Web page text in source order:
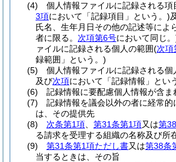
(4)
個人情報ファイルに記録される項
3項において「記録項目」という。)
氏名、生年月日その他の記述等によ
者に限る。 次項第6号において同じ
ァイルに記録される個人の範囲(次項
録範囲」という。)
(5)
個人情報ファイルに記録される個
及び次項において「記録情報」とい
(6)
記録情報に要配慮個人情報が含ま
(7)
記録情報を議会以外の者に経常的
は、その提供先
(8)
次条第1項 第31条第1項又は第
る請求を受理する組織の名称及び所
(9)
第31条第1項ただし書又は第38条
当するときは、その旨